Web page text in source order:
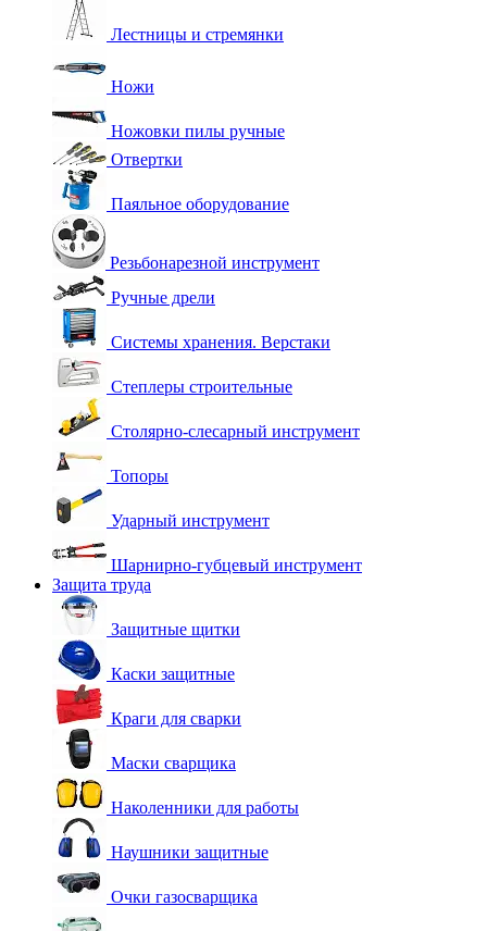
Лестницы и стремянки
Ножи
Ножовки пилы ручные
Отвертки
Паяльное оборудование
Резьбонарезной инструмент
Ручные дрели
Системы хранения. Верстаки
Степлеры строительные
Столярно-слесарный инструмент
Топоры
Ударный инструмент
Шарнирно-губцевый инструмент
Защита труда
Защитные щитки
Каски защитные
Краги для сварки
Маски сварщика
Наколенники для работы
Наушники защитные
Очки газосварщика